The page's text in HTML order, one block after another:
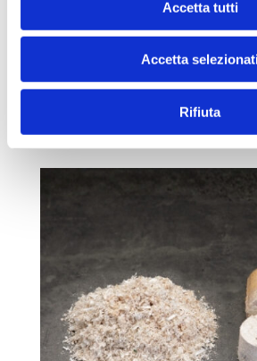
Accetta tutti
Accetta selezionati
Rifiuta
Sie können Ihr Material nicht
vor dem Kauf.
Senden Sie eine Probe